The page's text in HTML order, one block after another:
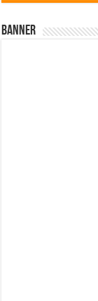
Banner